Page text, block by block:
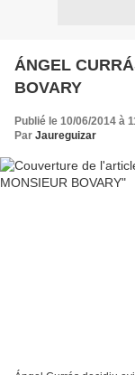
ÁNGEL
BOVARY
Publié le 10/06/2014 à
Par Jaureguizar